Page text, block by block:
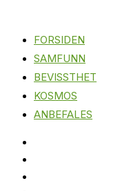
FORSIDEN
SAMFUNN
BEVISSTHET
KOSMOS
ANBEFALES